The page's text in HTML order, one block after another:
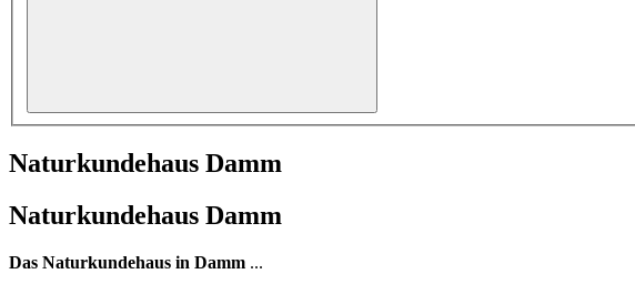
Naturkundehaus Damm
Naturkundehaus Damm
Das Naturkundehaus in Damm ...